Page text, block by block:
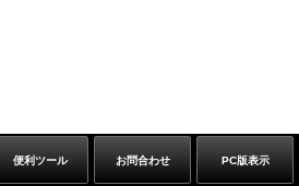
便利ツール お問合わせ PC版表示